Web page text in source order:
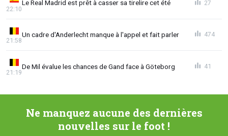
Le Real Madrid est prêt à casser sa tirelire cet été
22:10
27
Un cadre d'Anderlecht manque à l'appel et fait parler
21:58
474
De Mil évalue les chances de Gand face à Göteborg
21:19
41
Ne manquez aucune des dernières
nouvelles sur le foot !